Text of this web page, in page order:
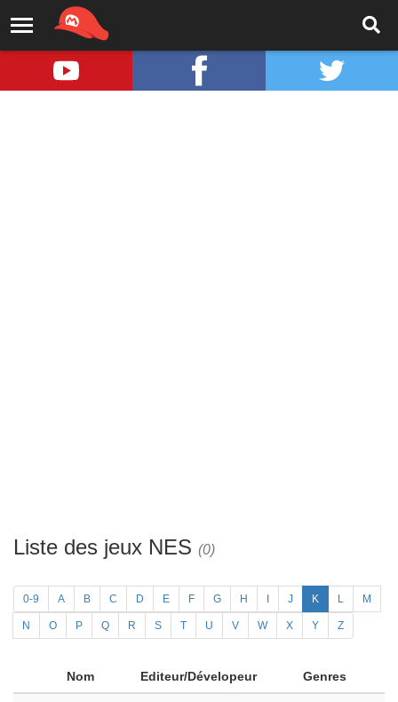
Liste des jeux NES (0)
0-9 A B C D E F G H J K L M
N O P Q R S T U V W X Y Z
Nom Editeur/Dévelopeur Genres